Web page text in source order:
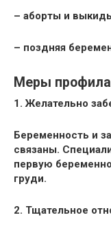
– аборты и
– поздняя
Меры
1. Желательно
Беременность и
связаны.
первую
груди.
2. Тщательное